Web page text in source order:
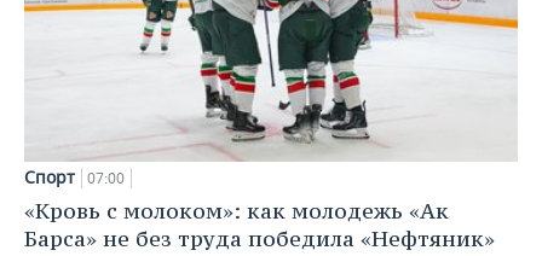
Спорт 07:00
«Кровь с молоком»: как молодежь «Ак
Барса» не без труда победила «Нефтяник»